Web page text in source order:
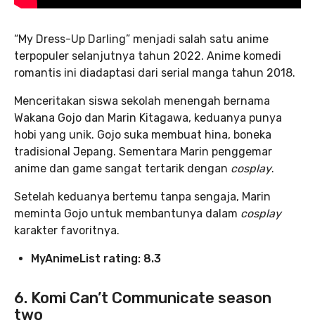
“My Dress-Up Darling” menjadi salah satu anime
terpopuler selanjutnya tahun 2022. Anime komedi
romantis ini diadaptasi dari serial manga tahun 2018.
Menceritakan siswa sekolah menengah bernama
Wakana Gojo dan Marin Kitagawa, keduanya punya
hobi yang unik. Gojo suka membuat hina, boneka
tradisional Jepang. Sementara Marin penggemar
anime dan game sangat tertarik dengan cosplay.
Setelah keduanya bertemu tanpa sengaja, Marin
meminta Gojo untuk membantunya dalam cosplay
karakter favoritnya.
MyAnimeList rating: 8.3
6. Komi Can’t Communicate season
two